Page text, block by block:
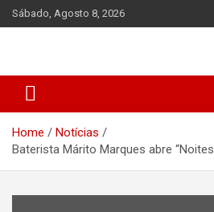
Skip
to
Sábado, Agosto 8, 2026
Home
Notícias
Baterista Márito Marques abre